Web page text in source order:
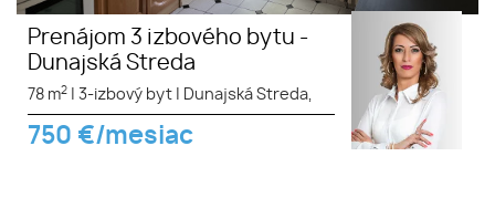
Prenájom 3 izbového bytu -
Dunajská Streda
78 m2 3-izbový byt Dunajská Streda,
750 €/mesiac